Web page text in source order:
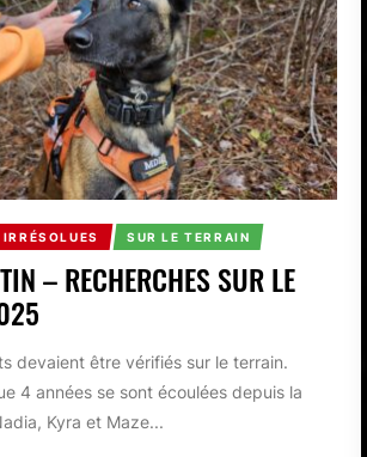
SUR LE TERRAIN
– RECHERCHES SUR LE
devaient être vérifiés sur le terrain.
4 années se sont écoulées depuis la
Kyra et Maze...